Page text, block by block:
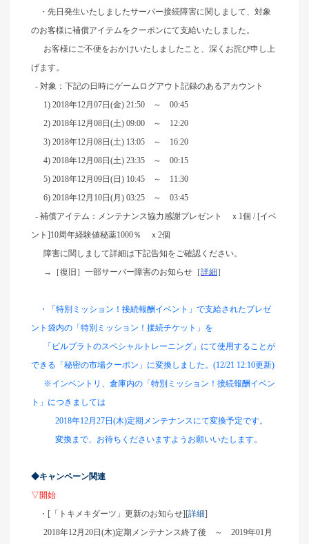
・先日発生いたしましたサーバー接続障害に関しまして、対象
のお客様に補償アイテムをクーポンにて支給いたしました。
お客様にご不便をおかけいたしましたこと、深くお詫び申し上
げます。
- 対象：下記の日時にゲームログアウト記録のあるアカウント
1) 2018年12月07日(金) 21:50 ～ 00:45
2) 2018年12月08日(土) 09:00 ～ 12:20
3) 2018年12月08日(土) 13:05 ～ 16:20
4) 2018年12月08日(土) 23:35 ～ 00:15
5) 2018年12月09日(日) 10:45 ～ 11:30
6) 2018年12月10日(月) 03:25 ～ 03:45
- 補償アイテム：メンテナンス協力感謝プレゼント ｘ1個 / [イベ
ント]10周年経験値秘薬1000％ ｘ2個
障害に関しまして詳細は下記告知をご確認ください。
→［復旧］一部サーバー障害のお知らせ［詳細 ］
・
「特別ミッション！接続報酬イベント」で支給されたプレゼ
ント袋内の「特別ミッション！接続チケット」を
「ビルブラトのスペシャルトレーニング」にて使用することが
できる「秘密の市場クーポン」に変換しました。(12/21 12:10更新)
※インベントリ、倉庫内の「特別ミッション！接続報酬イベン
ト」につきましては
2018年12月27日(木)定期メンテナンスにて変換予定です。
変換まで、お待ちくださいますようお願いいたします。
◆キャンペーン関連
▽開始
・[「トキメキダーツ」更新のお知らせ][詳細]
2018年12月20日(木)定期メンテナンス終了後 ～ 2019年01月